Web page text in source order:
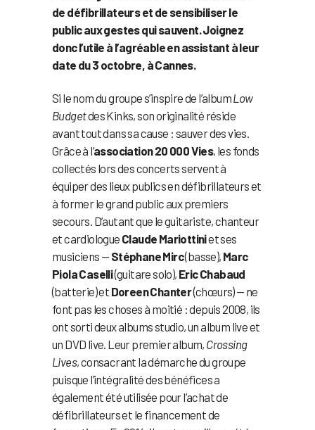
de défibrillateurs et de sensibiliser le
public aux gestes qui sauvent. Joignez
donc l’utile à l’agréable en assistant à leur
date du 3 octobre, à Cannes.
Si le nom du groupe s’inspire de l’albumLow
Budgetdes Kinks, son originalité réside
avant tout dans sa cause : sauver des vies.
Grâce à l’association 20 000 Vies, les fonds
collectés lors des concerts servent à
équiper des lieux publics en défibrillateurs et
à former le grand public aux premiers
secours. D’autant que le guitariste, chanteur
et cardiologue Claude Mariottiniet ses
musiciens — Stéphane Mirc(basse), Marc
Piola Caselli(guitare solo), Eric Chabaud
(batterie) et Doreen Chanter(chœurs) — ne
font pas les choses à moitié : depuis 2008, ils
ont sorti deux albums studio, un album live et
un DVD live. Leur premier album, Crossing
Lives, consacrant la démarche du groupe
puisque l’intégralité des bénéfices a
également été utilisée pour l’achat de
défibrillateurs et le financement de